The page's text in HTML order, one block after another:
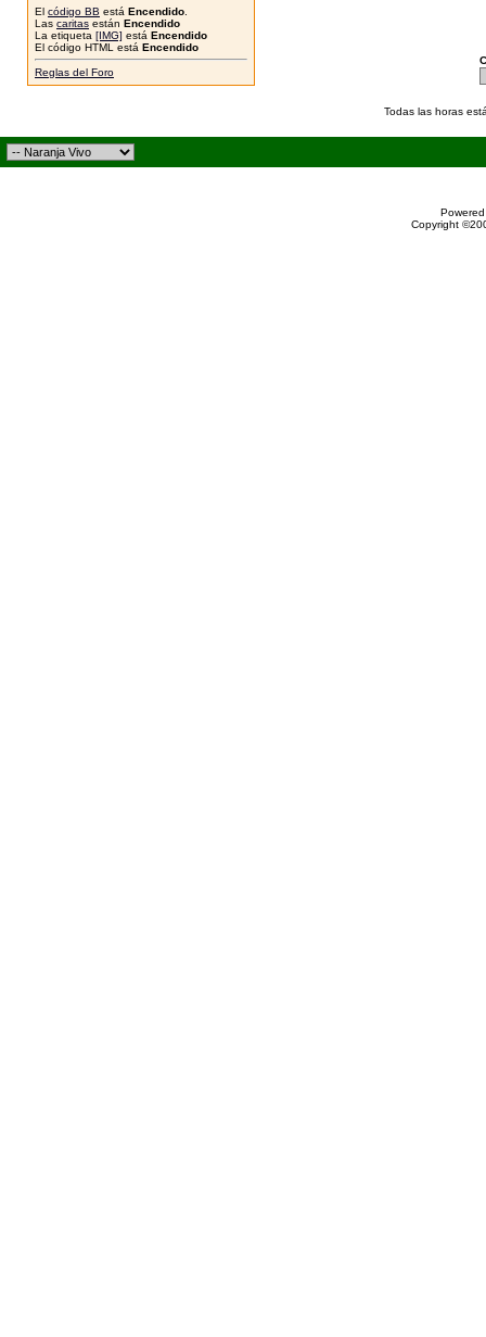
El código BB está Encendido
Las caritas están Encendido
La etiqueta [IMG] está Encendido
El código HTML está Encendido
Reglas del Foro
Todas las horas
Copyright